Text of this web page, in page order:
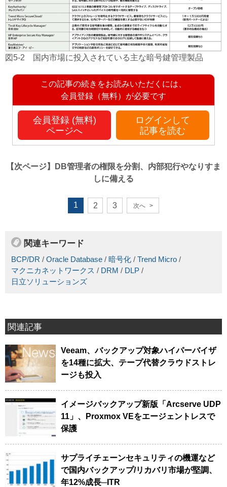
図5-2 国内市場に投入されている主な暗号鍵管理製品
この記事の続きをお読みいただくには、
会員登録（無料）が必要です
会員登録 (無料)
ページへ
ログインして
記事を読む
【次ページ】
DB管理者の権限を分割、内部犯行やなりすま
しに備える
1 2 3 次へ >
関連キーワード
BCP/DR / Oracle Database / 暗号化 / Trend Micro /
マクニカネットワークス / DRM / DLP /
日立ソリューションズ
関連記事
Veeam、バックアップ対象ハイパーバイザ
を14種に拡大、テープ代替クラウドストレ
ージも投入
イメージバックアップ新版「Arcserve UDP
11」、Proxmox VEをエージェントレスで
保護
サプライチェーンセキュリティの機運など
で国内バックアップ/リカバリ市場が堅調、
年12%成長─ITR